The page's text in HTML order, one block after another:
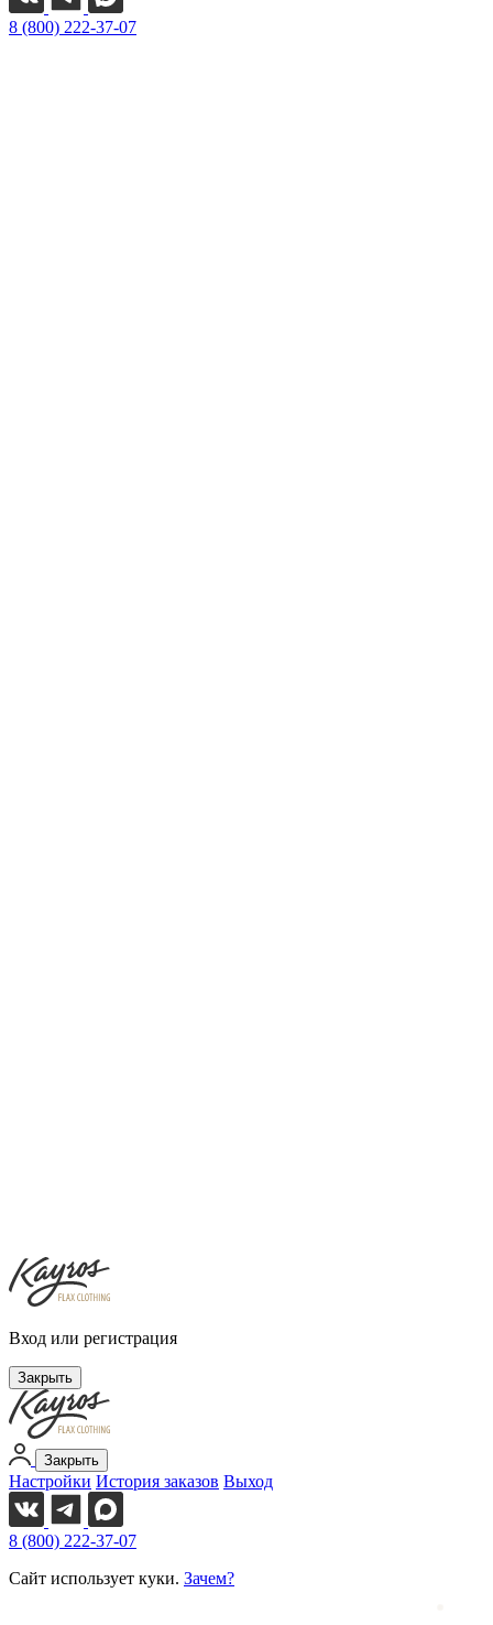
8 (800) 222-37-07
Вход или регистрация
Закрыть
Закрыть
Настройки История заказов Выход
8 (800) 222-37-07
Сайт использует куки. Зачем?